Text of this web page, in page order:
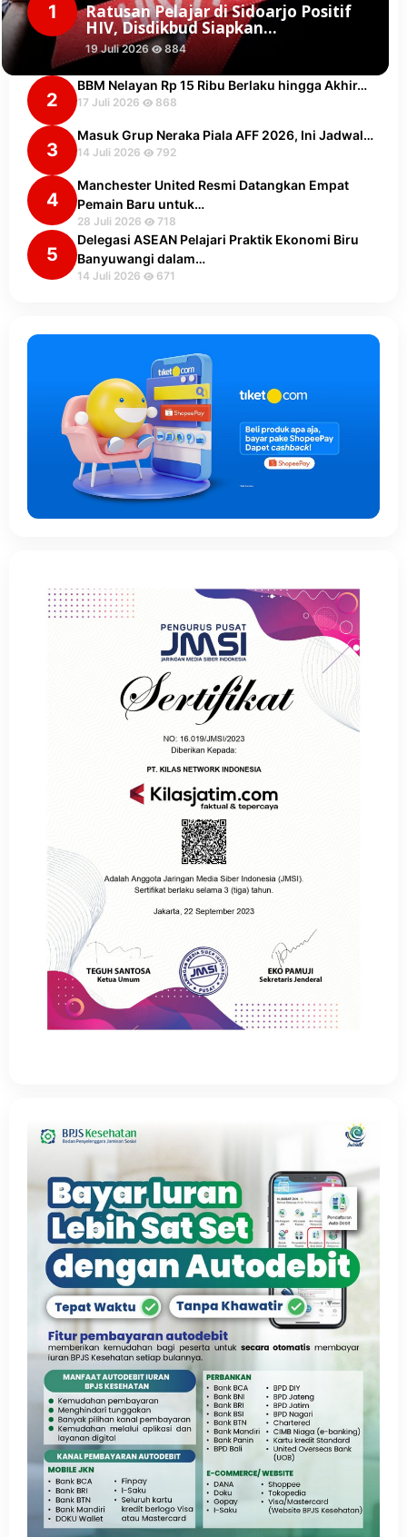
1 Ratusan Pelajar di Sidoarjo Positif
HIV, Disdikbud Siapkan…
19 Juli 2026 884
2
BBM Nelayan Rp 15 Ribu Berlaku hingga Akhir…
17 Juli 2026 868
3
Masuk Grup Neraka Piala AFF 2026, Ini Jadwal…
14 Juli 2026 792
4
Manchester United Resmi Datangkan Empat
Pemain Baru untuk…
28 Juli 2026 718
5
Delegasi ASEAN Pelajari Praktik Ekonomi Biru
Banyuwangi dalam…
14 Juli 2026 671